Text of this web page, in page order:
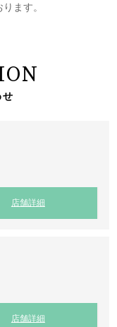
ます。
せ
店舗詳細
店舗詳細